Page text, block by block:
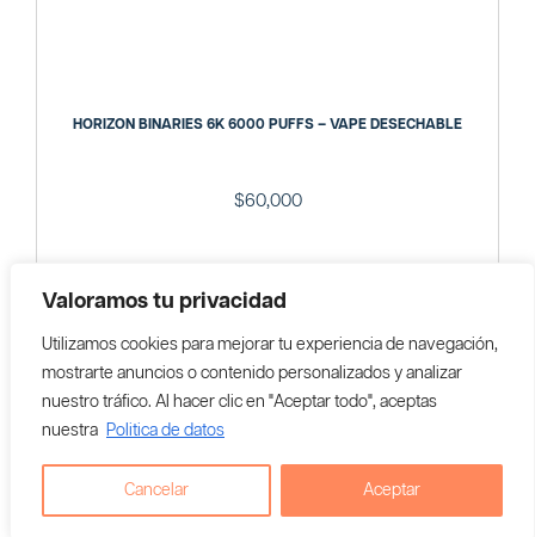
Valoramos tu privacidad
Utilizamos cookies para mejorar tu experiencia de navegación,
mostrarte anuncios o contenido personalizados y analizar
nuestro tráfico. Al hacer clic en "Aceptar todo", aceptas
nuestra Politica de datos
Cancelar Aceptar
HORIZON BINARIES 6K 6000 PUFFS – VAPE DESECHABLE
$60,000
Agregar al carrito
Vendedor En Colombia:
VapeaYa